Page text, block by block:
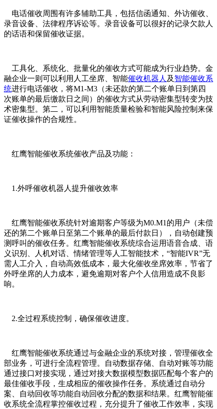
电话催收周围有许多辅助工具，包括信函通知、外访催收、
录音设备、法律程序诉讼等。录音设备可以很好的记录欠款人
的话语和保留催收证据。
工具化、系统化、批量化的催收方式可能成为行业趋势。金
融企业一则可以利用人工坐席、智能催收机器人 及 智能催收系
统进行电话催收，将M1-M3（未还款的第二个账单日到第四
次账单的最后缴款日之间）的催收方式从劳动密集型转变为技
术密集型。第二，可以利用智能质量检验和智能风险控制来保
证催收操作的合规性。
红鹰智能催收系统催收产品及功能：
1.外呼催收机器人提升催收效率
红鹰智能催收系统针对逾期客户等级为M0.M1的用户（未偿
还的第二个账单日至第二个账单的最后付款日），自动创建预
测呼叫的催收任务。红鹰智能催收系统综合运用语音合成、语
义识别、人机对话、情绪管理等人工智能技术， “智能IVR”无
需人工介入，自动高效低成本，最大化催收坐席效率，节省了
外呼坐席的人力成本，避免逾期对客户个人信用造成不良影
响。
2.全过程系统控制，确保催收进度。
红鹰智能催收系统通过与金融企业的系统对接，管理催收全
部业务，可进行全流程管理。自动数据存储、自动对账等功能
通过接口对接实现，通过对接大数据模型数据匹配每个客户的
最佳催收手段，生成相应的催收操作任务。系统通过自动分
案、自动回收等功能自动回收分配的数据和结果。红鹰智能催
收系统全流程掌控催收过程，充分提升了催收工作效率，实现